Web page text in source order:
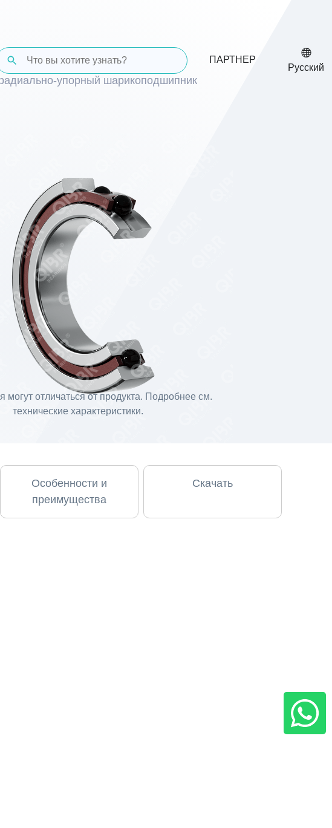
ПАРТНЕР
Русский
упорный шарикоподшипник
могут отличаться от продукта. Подробнее см.
технические характеристики.
Особенности и
преимущества
Скачать